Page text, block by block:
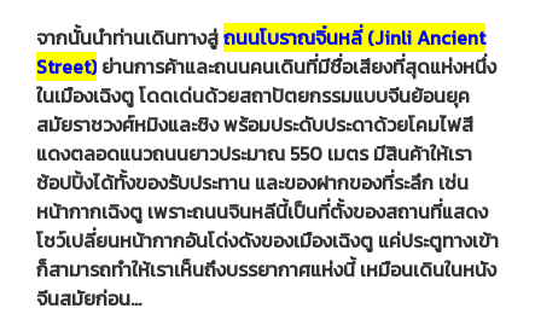
จากนั้นนำท่านเดินทางสู่ถนนโบราณจิ๋นหลี่ (Jinli Ancient
Street) ย่านการค้าและถนนคนเดินที่มีชื่อเสียงที่สุดแห่งหนึ่ง
ในเมืองเฉิงตู โดดเด่นด้วยสถาปัตยกรรมแบบจีนย้อนยุค
สมัยราชวงศ์หมิงและชิง พร้อมประดับประดาด้วยโคมไฟสี
แดงตลอดแนวถนนยาวประมาณ 550 เมตร มีสินค้าให้เรา
ช้อปปิ้งได้ทั้งของรับประทาน และของฝากของที่ระลึก เช่น
หน้ากากเฉิงตู เพราะถนนจินหลีนี้เป็นที่ตั้งของสถานที่แสดง
โชว์เปลี่ยนหน้ากากอันโด่งดังของเมืองเฉิงตู แค่ประตูทางเข้า
ก็สามารถทำให้เราเห็นถึงบรรยากาศแห่งนี้ เหมือนเดินในหนัง
จีนสมัยก่อน…